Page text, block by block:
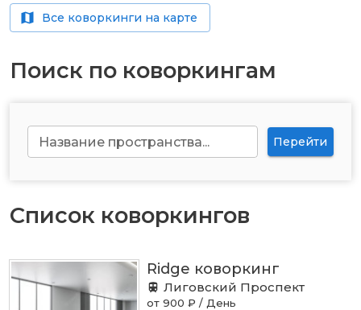
Все коворкинги на карте
Поиск по коворкингам
Название пространства... Перейти
Список коворкингов
Ridge коворкинг
Лиговский Проспект
от 900 ₽ / День